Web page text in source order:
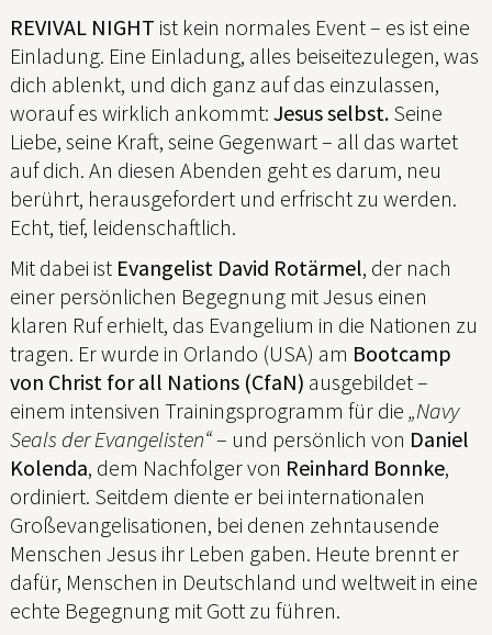
REVIVAL NIGHT ist kein normales Event – es ist eine
Einladung. Eine Einladung, alles beiseitezulegen, was
dich ablenkt, und dich ganz auf das einzulassen,
worauf es wirklich ankommt: Jesus selbst. Seine
Liebe, seine Kraft, seine Gegenwart – all das wartet
auf dich. An diesen Abenden geht es darum, neu
berührt, herausgefordert und erfrischt zu werden.
Echt, tief, leidenschaftlich.
Mit dabei ist Evangelist David Rotärmel, der nach
einer persönlichen Begegnung mit Jesus einen
klaren Ruf erhielt, das Evangelium in die Nationen zu
tragen. Er wurde in Orlando (USA) am Bootcamp
von Christ for all Nations (CfaN) ausgebildet –
einem intensiven Trainingsprogramm für die „Navy
Seals der Evangelisten“– und persönlich von Daniel
Kolenda, dem Nachfolger von Reinhard Bonnke,
ordiniert. Seitdem diente er bei internationalen
Großevangelisationen, bei denen zehntausende
Menschen Jesus ihr Leben gaben. Heute brennt er
dafür, Menschen in Deutschland und weltweit in eine
echte Begegnung mit Gott zu führen.